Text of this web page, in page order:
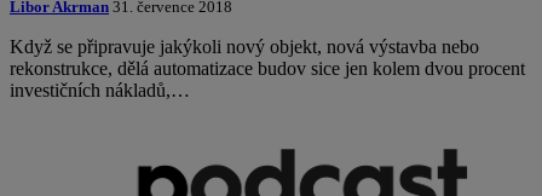
Libor Akrman 31. července 2018
Když se připravuje jakýkoli nový objekt, nová výstavba nebo
rekonstrukce, dělá automatizace budov sice jen kolem dvou procent
investičních nákladů,…